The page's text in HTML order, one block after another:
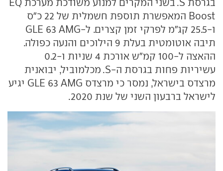
בגרסת S. בשני המקרים למנוע משודכת מערכת EQ
Boost המאפשרת תוספת חשמלית של 22 כ"ס
ו-25.5 קג"מ לפרקי זמן קצרים. ל-GLE 63 AMG
תיבה אוטומטית בעלת 9 הילוכים והנעה כפולה.
ההאצה ל-100 קמ"ש אורכת 4 שניות ו-0.2
עשיריות פחות בגרסת ה-S. מכלמוביל, יבואנית
מרצדס בישראל, נמסר כי מרצדס GLE 63 AMG יגיע
לישראל ברבעון השני של שנת 2020.